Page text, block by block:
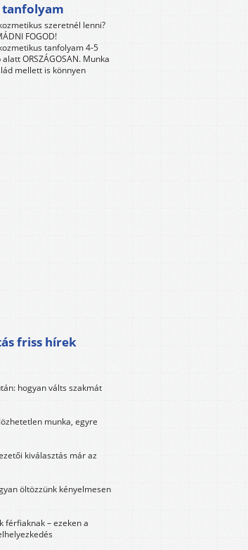
szeretnél lenni?
FOGOD!
tanfolyam 4-5
ORSZÁGOSAN. Munka
mellett is könnyen
friss hírek
hogyan válts szakmát
munka, egyre
kiválasztás már az
öltözzünk kényelmesen
férfiaknak – ezeken a